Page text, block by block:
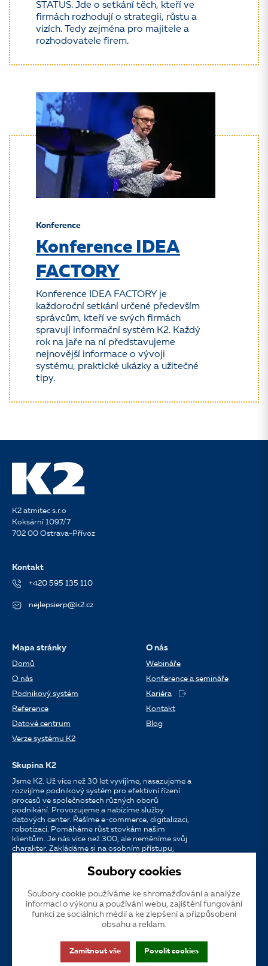
STATUS. Jde o setkání těch, kteří ve
firmách rozhodují o strategii, růstu a
vizích. Tedy zejména pro majitele a
rozhodovatele firem.
Konference
Konference IDEA
FACTORY
Konference IDEA FACTORY je
každoroční setkání určené především
správcům, kteří ve svých firmách
spravují informační systém K2. Každý
rok na jaře na ní představujeme
nejnovější informace o vývoji
systému, praktické ukázky a užitečné
tipy.
K2 atmitec s.r.o
Koksární 1097/7
702 00 Ostrava-Přívoz
Kontakt
+420 595 135 110
nejlepsierp@k2.cz
Mapa stránky
Domů
O nás
Podnikový systém
Reference
Datové centrum
Verze systému K2
O nás
Webináře
Konference a semináře
Kariéra
Kontakt
Blog
Skupina K2
Jsme K2. Už více než 30 let vyvíjíme, nasazujeme a
rozvíjíme podnikový systém pro efektivní řízení
procesů ve společnostech různých oborů
podnikání. Provozujeme a nabízíme služby
datových center. Řešíme e-commerce, digitalizaci,
robotizaci. Pomáháme růst stovkám našim
klientům. Je nás více než 300, ale neměníme svůj
charakter. Zakládáme si na osobním přístupu,
Jazyk CS EN SK
Dotační publicita
Zákaznická podpora VOS
Soubory cookies
Soubory cookie používáme ke shromažďování a analýze
informací o výkonu a používání webu, zajištění fungování
funkcí ze sociálních médií a ke zlepšení a přizpůsobení
obsahu a reklam.
Zamítnout vše Povolit cookies